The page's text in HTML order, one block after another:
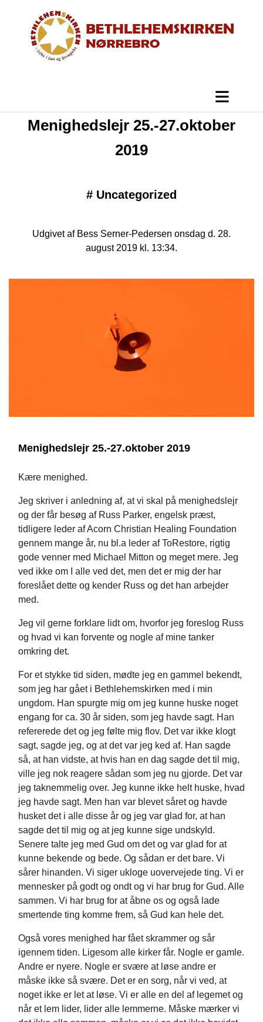
Menighedslejr 25.-27.oktober
2019
# Uncategorized
Udgivet af Bess Serner-Pedersen onsdag d. 28.
august 2019 kl. 13:34.
Menighedslejr 25.-27.oktober 2019
Kære menighed.
Jeg skriver i anledning af, at vi skal på menighedslejr
og der får besøg af Russ Parker, engelsk præst,
tidligere leder af Acorn Christian Healing Foundation
gennem mange år, nu bl.a leder af ToRestore, rigtig
gode venner med Michael Mitton og meget mere. Jeg
ved ikke om I alle ved det, men det er mig der har
foreslået dette og kender Russ og det han arbejder
med.
Jeg vil gerne forklare lidt om, hvorfor jeg foreslog Russ
og hvad vi kan forvente og nogle af mine tanker
omkring det.
For et stykke tid siden, mødte jeg en gammel bekendt,
som jeg har gået i Bethlehemskirken med i min
ungdom. Han spurgte mig om jeg kunne huske noget
engang for ca. 30 år siden, som jeg havde sagt. Han
refererede det og jeg følte mig flov. Det var ikke klogt
sagt, sagde jeg, og at det var jeg ked af. Han sagde
så, at han vidste, at hvis han en dag sagde det til mig,
ville jeg nok reagere sådan som jeg nu gjorde. Det var
jeg taknemmelig over. Jeg kunne ikke helt huske, hvad
jeg havde sagt. Men han var blevet såret og havde
husket det i alle disse år og jeg var glad for, at han
sagde det til mig og at jeg kunne sige undskyld.
Senere talte jeg med Gud om det og var glad for at
kunne bekende og bede. Og sådan er det bare. Vi
sårer hinanden. Vi siger ukloge uovervejede ting. Vi er
mennesker på godt og ondt og vi har brug for Gud. Alle
sammen. Vi har brug for at åbne os og også lade
smertende ting komme frem, så Gud kan hele det.
Også vores menighed har fået skrammer og sår
igennem tiden. Ligesom alle kirker får. Nogle er gamle.
Andre er nyere. Nogle er svære at løse andre er
måske ikke så svære. Det er en sorg, når vi ved, at
noget ikke er let at løse. Vi er alle en del af legemet og
når et lem lider, lider alle lemmerne. Måske mærker vi